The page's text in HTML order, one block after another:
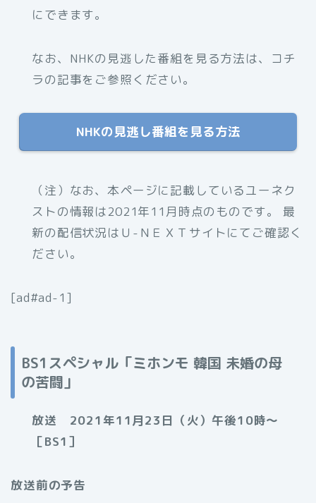
にできます。
なお、NHKの見逃した番組を見る方法は、コチ
ラの記事をご参照ください。
NHKの見逃し番組を見る方法
（注）なお、本ページに記載しているユーネク
ストの情報は2021年11月時点のものです。 最
新の配信状況はＵ-ＮＥＸＴサイトにてご確認く
ださい。
[ad#ad-1]
BS1スペシャル「ミホンモ 韓国 未婚の母
の苦闘」
放送 2021年11月23日（火）午後10時〜
［BS1］
放送前の予告